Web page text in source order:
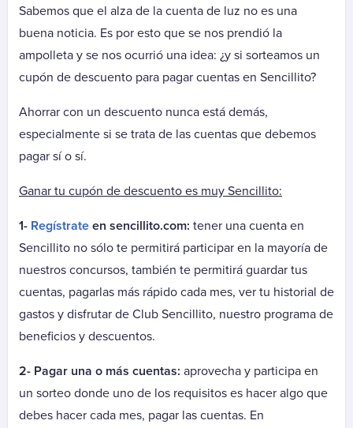
Autopase Autopista Central
Autopista Vespucio Oriente (AVO)
Nogales Puchuncavi (Ex Canopsa)
Puente Industrial
Total Autopistas - TAG
Cementerio
Parque Canaán
Parque Canaán Cuota
Parque Canaán Mantención
Parque del Recuerdo
Parque del Recuerdo Mantención
Parque del Sendero
Parque del Sendero Mantención
Sabemos que el alza de la cuenta de luz no es una
buena noticia. Es por esto que se nos prendió la
ampolleta y se nos ocurrió una idea: ¿y si sorteamos un
cupón de descuento para pagar cuentas en Sencillito?
Ahorrar con un descuento nunca está demás,
especialmente si se trata de las cuentas que debemos
pagar sí o sí.
Ganar tu cupón de descuento es muy Sencillito:
1- Regístrate en sencillito.com: tener una cuenta en
Sencillito no sólo te permitirá participar en la mayoría de
nuestros concursos, también te permitirá guardar tus
cuentas, pagarlas más rápido cada mes, ver tu historial de
gastos y disfrutar de Club Sencillito, nuestro programa de
beneficios y descuentos.
2- Pagar una o más cuentas: aprovecha y participa en
un sorteo donde uno de los requisitos es hacer algo que
debes hacer cada mes, pagar las cuentas. En